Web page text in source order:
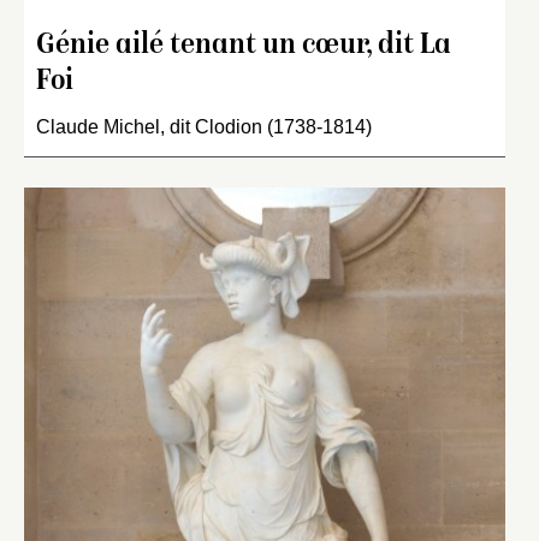
Génie ailé tenant un cœur, dit La
Foi
Claude Michel, dit Clodion (1738-1814)